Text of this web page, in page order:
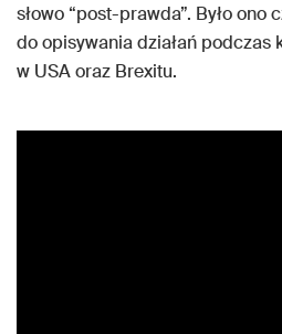
słowo “post-prawda”. Było ono
do opisywania działań podczas
w USA oraz Brexitu.